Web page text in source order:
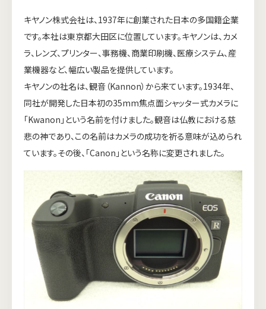
キヤノン株式会社は、1937年に創業された日本の多国籍企業
です。本社は東京都大田区に位置しています。キヤノンは、カメ
ラ、レンズ、プリンター、事務機、商業印刷機、医療システム、産
業機器など、幅広い製品を提供しています。
キヤノンの社名は、観音（Kannon）から来ています。1934年、
同社が開発した日本初の35mm焦点面シャッター式カメラに
「Kwanon」という名前を付けました。観音は仏教における慈
悲の神であり、この名前はカメラの成功を祈る意味が込められ
ています。その後、「Canon」という名称に変更されました。